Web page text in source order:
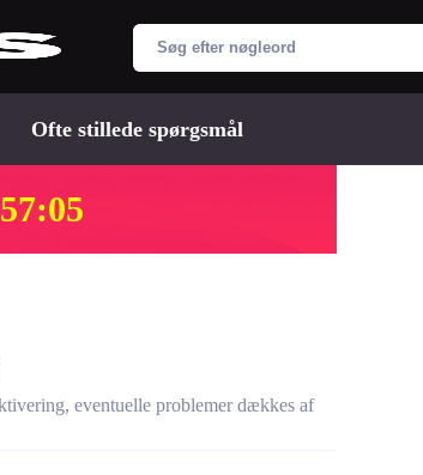
Ofte stillede spørgsmål
eventuelle problemer dækkes af